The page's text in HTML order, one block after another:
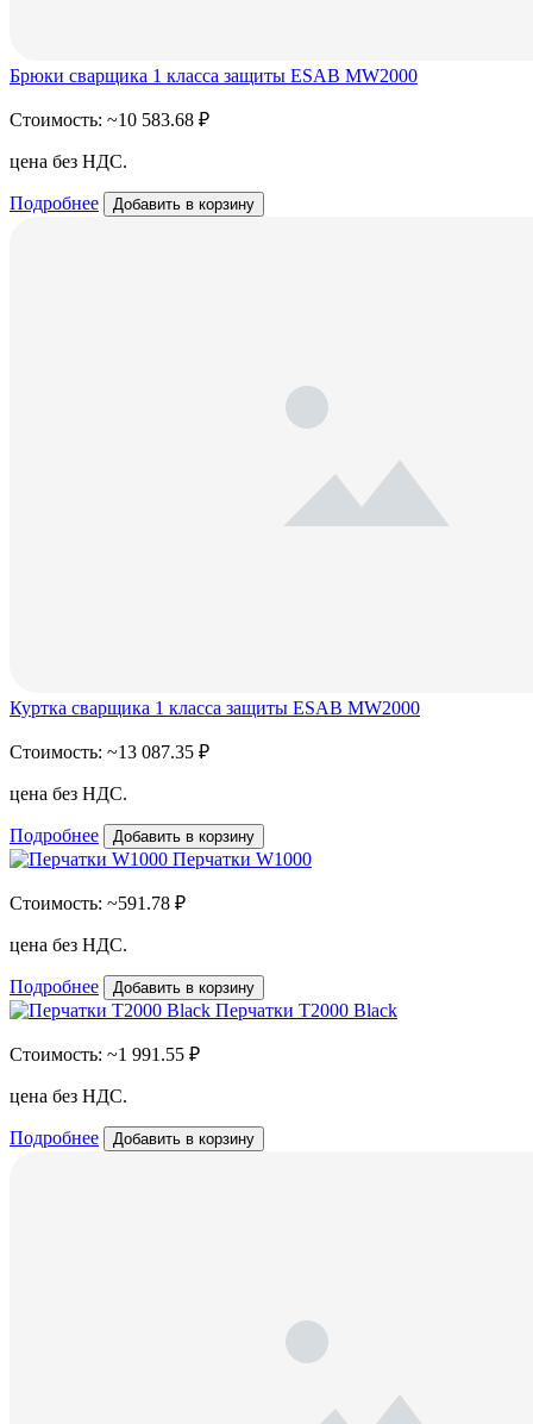
Брюки сварщика 1 класса защиты ESAB MW2000
Стоимость: ~10 583.68 ₽
цена без НДС.
Подробнее Добавить в корзину
Куртка сварщика 1 класса защиты ESAB MW2000
Стоимость: ~13 087.35 ₽
цена без НДС.
Подробнее Добавить в корзину
Перчатки W1000
Стоимость: ~591.78 ₽
цена без НДС.
Подробнее Добавить в корзину
Перчатки T2000 Black
Стоимость: ~1 991.55 ₽
цена без НДС.
Подробнее Добавить в корзину